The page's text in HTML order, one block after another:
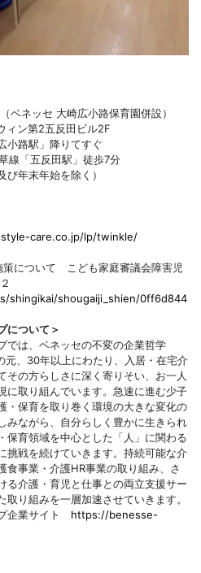
ベネッセ 大崎広小路保育園併設）
ィン第2五反田ビル2F
小路駅」降りてすぐ
五反田駅」徒歩7分
び年末年始を除く）
care.co.jp/lp/twinkle/
について こども家庭審議会障害児
２
shingikai/shougaiji_shien/0ff6d844
について＞
は、ベネッセの不変の企業哲学
元、30年以上にわたり、入居・在宅介
その方らしさに深く寄りそい、お一人
に取り組んでいます。急速に進む少子
・保育を取り巻く環境の大きな変化の
みながら、自分らしく豊かに生きられ
保育領域を中心とした「人」に関わる
挑戦を続けていきます。持続可能な介
食事業・介護HR事業の取り組み、さ
る介護・育児と仕事との両立支援サー
り組みを一層加速させていきます。
企業サイト https://benesse-